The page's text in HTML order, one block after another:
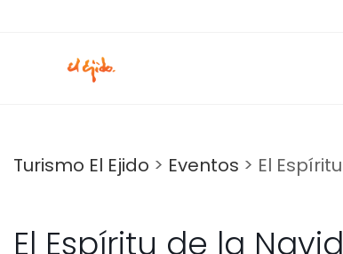
Turismo El Ejido > Eventos > El
El Espíritu de la